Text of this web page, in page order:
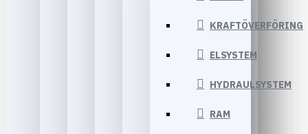
KRAFTÖVERFÖRING
ELSYSTEM
HYDRAULSYSTEM
RAM